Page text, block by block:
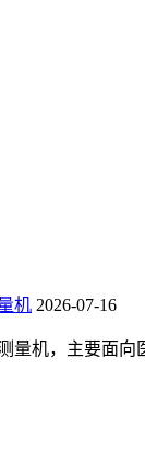
机 2026-07-16
机，主要面